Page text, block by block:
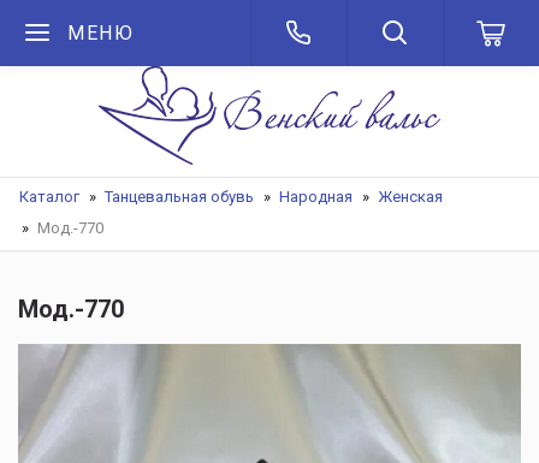
МЕНЮ
Каталог Танцевальная обувь Народная
Женская
Мод.-770
Мод.-770